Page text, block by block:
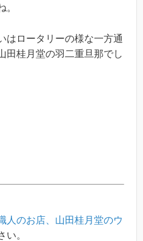
。
はロータリーの様な一方通
田桂月堂の羽二重旦那でし
人のお店、山田桂月堂のウ
い。